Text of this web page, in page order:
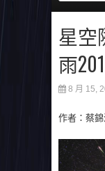
星空
雨
8 月 15,
作者：蔡錦